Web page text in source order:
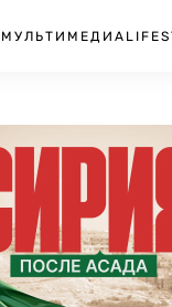
МУЛЬТИМЕДИА